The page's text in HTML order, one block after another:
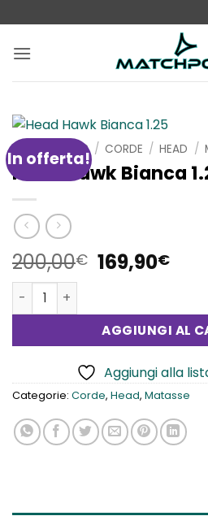
ai
contenuti
In offerta!
HOME SHOP / CORDE / HEAD /
Head Hawk Bianca
200,00€ Il
prezzo
era:
200,00€.
169,90€Il
è:
Head Hawk Bianca 1.25 quantità
AGGIUNGI AL
Aggiungi alla
Categorie: Corde, Head, Matasse